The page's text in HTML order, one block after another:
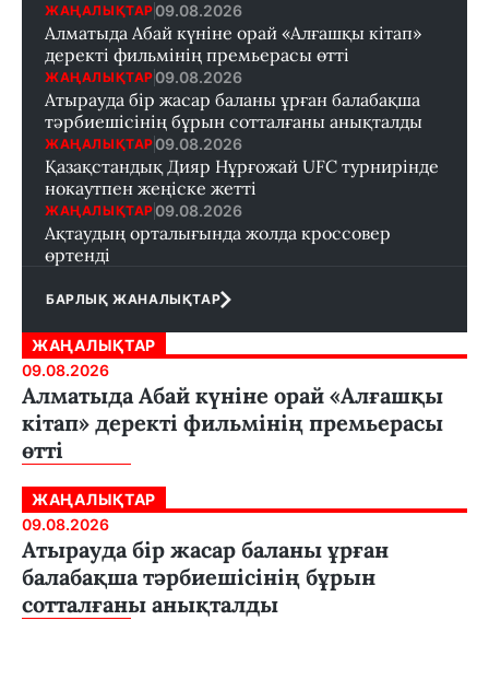
ЖАҢАЛЫҚТАР 09.08.2026
Алматыда Абай күніне орай «Алғашқы кітап»
деректі фильмінің премьерасы өтті
ЖАҢАЛЫҚТАР 09.08.2026
Атырауда бір жасар баланы ұрған балабақша
тәрбиешісінің бұрын сотталғаны анықталды
ЖАҢАЛЫҚТАР 09.08.2026
Қазақстандық Дияр Нұрғожай UFC турнирінде
нокаутпен жеңіске жетті
ЖАҢАЛЫҚТАР 09.08.2026
Ақтаудың орталығында жолда кроссовер
өртенді
БАРЛЫҚ ЖАНАЛЫҚТАР
ЖАҢАЛЫҚТАР
09.08.2026
Алматыда Абай күніне орай «Алғашқы
кітап» деректі фильмінің премьерасы
өтті
ЖАҢАЛЫҚТАР
09.08.2026
Атырауда бір жасар баланы ұрған
балабақша тәрбиешісінің бұрын
сотталғаны анықталды